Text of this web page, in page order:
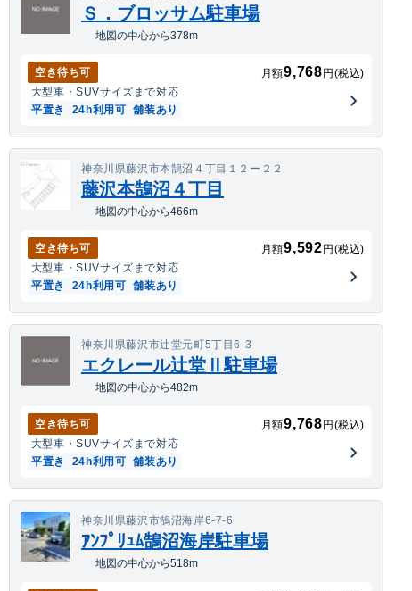
Ｓ．ブロッサム駐車場
地図の中心から378m
空き待ち可 月額9,768 円(税込)
大型車・SUVサイズまで対応
平置き
24h利用可 舗装あり
神奈川県藤沢市本鵠沼４丁目１２ー２２
藤沢本鵠沼４丁目
地図の中心から466m
空き待ち可 月額9,592 円(税込)
大型車・SUVサイズまで対応
平置き
24h利用可 舗装あり
神奈川県藤沢市辻堂元町5丁目6-3
エクレール辻堂Ⅱ駐車場
地図の中心から482m
空き待ち可 月額9,768 円(税込)
大型車・SUVサイズまで対応
平置き
24h利用可 舗装あり
神奈川県藤沢市鵠沼海岸6-7-6
ｱﾝﾌﾟﾘｭﾑ鵠沼海岸駐車場
地図の中心から518m